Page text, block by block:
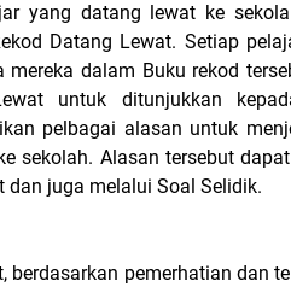
yang datang lewat ke
Datang Lewat. Setiap
dalam Buku rekod
untuk ditunjukkan
pelbagai alasan untuk
sekolah. Alasan tersebut
dan juga melalui Soal Selidik.
berdasarkan pemerhatian dan